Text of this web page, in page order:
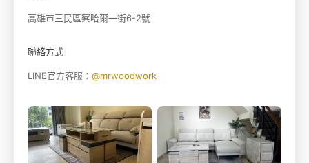
高雄市三民區察哈爾一街6-2號
聯絡方式
LINE官方客服： @mrwoodwork